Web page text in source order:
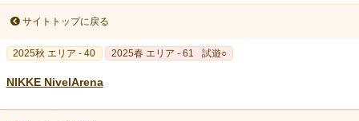
サイトトップに戻る
2025秋 エリア - 40 2025春 エリア - 61 試遊○
NIKKE NivelArena